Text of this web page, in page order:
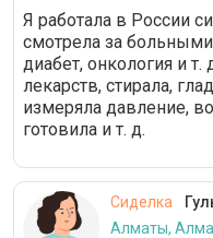
Я работала в России
смотрела за
диабет, онкология и
лекарств, стирала,
измеряла давление,
готовила и т. д.
Сиделка
Алматы,